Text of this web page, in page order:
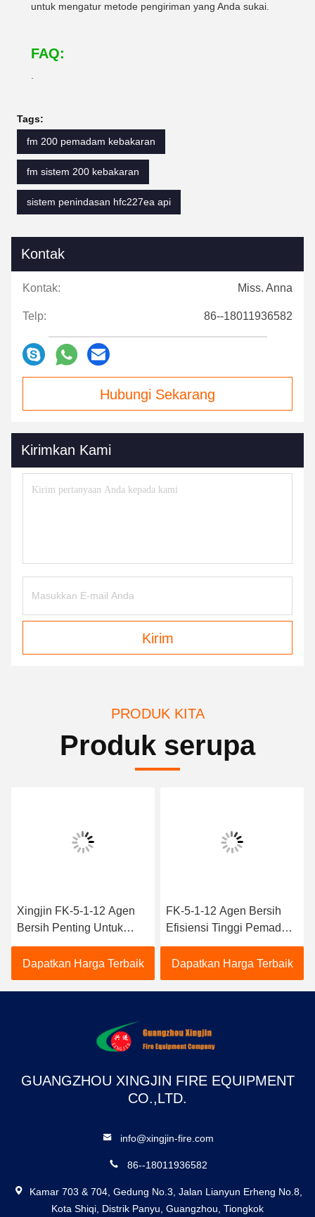
untuk mengatur metode pengiriman yang Anda sukai.
FAQ:
Tags:
fm 200 pemadam kebakaran
fm sistem 200 kebakaran
sistem penindasan hfc227ea api
Kontak
Kontak: Miss. Anna
Telp: 86--18011936582
Hubungi Sekarang
Kirimkan Kami
Kirim
PRODUK KITA
Produk serupa
Xingjin FK-5-1-12 Agen
Bersih Penting Untuk
Keselamatan Kebakaran
Di Lingkungan Industri
Dapatkan Harga Terbaik
FK-5-1-12 Agen Bersih
Efisiensi Tinggi Pemadam
Kebakaran /
Pengendalian Kebakaran
Keamanan Dan
Keandalan
Dapatkan Harga Terbaik
GUANGZHOU XINGJIN FIRE EQUIPMENT
CO.,LTD.
info@xingjin-fire.com
86--18011936582
Kamar 703 & 704, Gedung No.3, Jalan Lianyun Erheng No.8,
Kota Shiqi, Distrik Panyu, Guangzhou, Tiongkok